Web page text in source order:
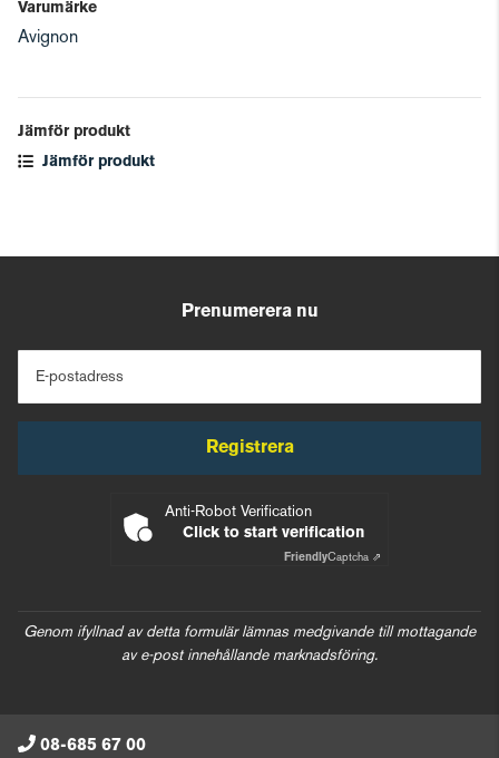
Varumärke
Avignon
Jämför produkt
Jämför produkt
Prenumerera nu
E-postadress
Registrera
Anti-Robot Verification
Click to start verification
FriendlyCaptcha ⇗
Genom ifyllnad av detta formulär lämnas medgivande till mottagande
av e-post innehållande marknadsföring.
08-685 67 00